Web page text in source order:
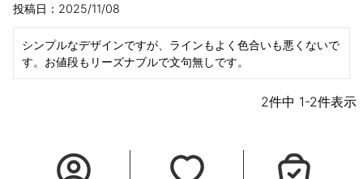
投稿日 2025/11/08
シンプルなデザインですが、ラインもよく色合いも悪くないで
す。お値段もリーズナブルで文句無しです。
2件中 1-2件表示